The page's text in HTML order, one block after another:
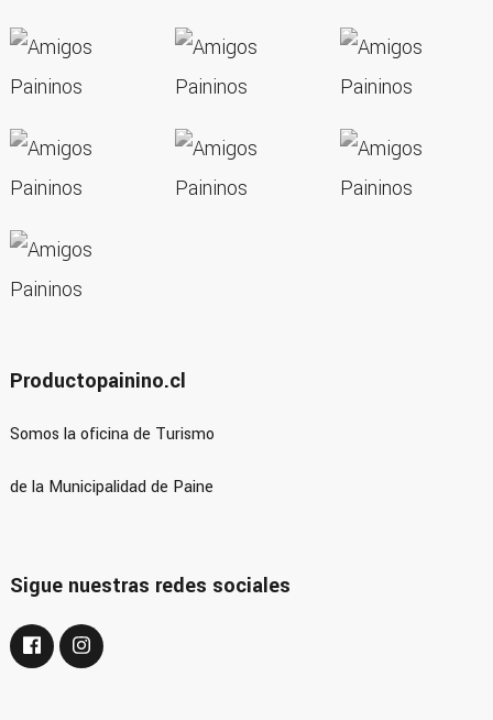
Productopainino.cl
Somos la oficina de Turismo
de la Municipalidad de Paine
Sigue nuestras redes sociales